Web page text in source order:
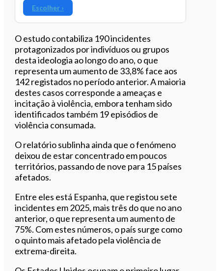
Escolher ›
O estudo contabiliza 190 incidentes
protagonizados por indivíduos ou grupos
desta ideologia ao longo do ano, o que
representa um aumento de 33,8% face aos
142 registados no período anterior. A maioria
destes casos corresponde a ameaças e
incitação à violência, embora tenham sido
identificados também 19 episódios de
violência consumada.
O relatório sublinha ainda que o fenómeno
deixou de estar concentrado em poucos
territórios, passando de nove para 15 países
afetados.
Entre eles está Espanha, que registou sete
incidentes em 2025, mais três do que no ano
anterior, o que representa um aumento de
75%. Com estes números, o país surge como
o quinto mais afetado pela violência de
extrema-direita.